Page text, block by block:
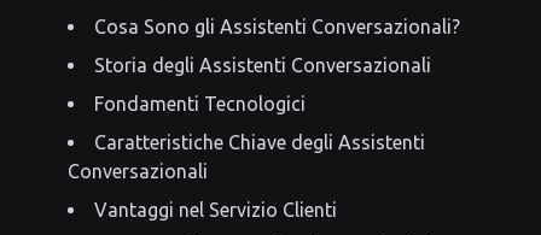
Cosa Sono gli Assistenti Conversazionali?
Storia degli Assistenti Conversazionali
Fondamenti Tecnologici
Caratteristiche Chiave degli Assistenti
Conversazionali
Vantaggi nel Servizio Clienti